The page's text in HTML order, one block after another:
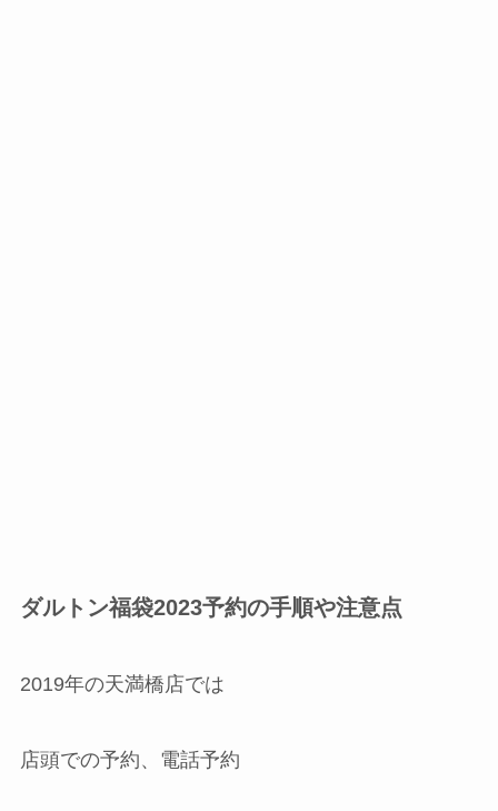
ダルトン福袋2023予約の手順や注意点
2019年の天満橋店では
店頭での予約、電話予約